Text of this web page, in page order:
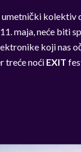
kolektiv
maja, neće biti
koji nas
treće noći EXIT